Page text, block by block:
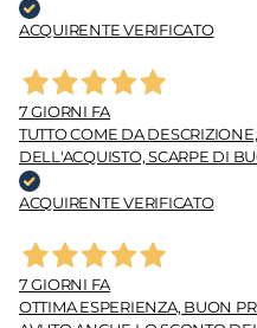
ACQUIRENTE VERIFICATO
7 GIORNI FA
TUTTO COME DA
DELL'ACQUISTO, SCARPE DI
ACQUIRENTE VERIFICATO
7 GIORNI FA
OTTIMA ESPERIENZA, BUON